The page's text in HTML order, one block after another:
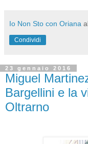
Io Non Sto con Oriana
Condividi
23 gennaio 2016
Miguel
Bargellini e la
Oltrarno